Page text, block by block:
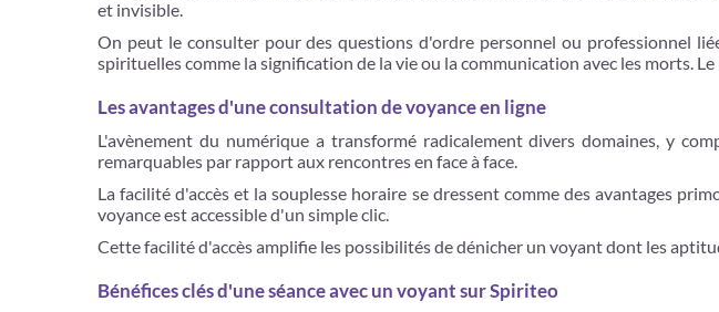
et invisible.
On peut le consulter pour des questions d'ordre personnel ou professionnel
spirituelles comme la signification de la vie ou la communication avec les morts.
Les avantages d'une consultation de voyance en ligne
L'avènement du numérique a transformé radicalement divers domaines, y
remarquables par rapport aux rencontres en face à face.
La facilité d'accès et la souplesse horaire se dressent comme des avantages
voyance est accessible d'un simple clic.
Cette facilité d'accès amplifie les possibilités de dénicher un voyant dont les
Bénéfices clés d'une séance avec un voyant sur Spiriteo